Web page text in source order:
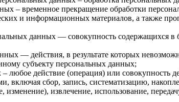
– временное прекращение обработки
и информационных материалов, а также
данных — совокупность содержащихся
— действия, в результате которых
субъекту персональных данных;
любое действие (операция) или совокупность
включая сбор, запись, систематизацию,
изменение), извлечение, использование,